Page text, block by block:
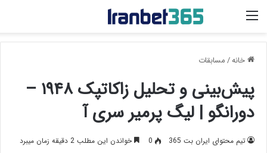
منو
خانه/مسابقات
پیش‌بینی و تحلیل زاکاتپک ۱۹۴۸ –
دورانگو | لیگ پرمیر سری آ
تیم محتوای ایران بت 365 0 خواندن این مطلب 2 دقیقه زمان میبرد